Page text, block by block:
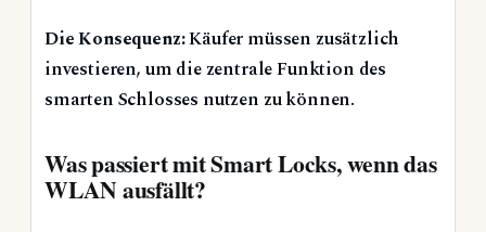
Die Konsequenz:Käufer müssen zusätzlich
investieren, um die zentrale Funktion des
smarten Schlosses nutzen zu können.
Was passiert mit Smart Locks, wenn das
WLAN ausfällt?